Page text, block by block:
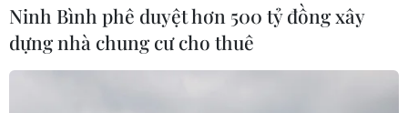
Ninh Bình phê duyệt hơn 500 tỷ đồng xây
dựng nhà chung cư cho thuê